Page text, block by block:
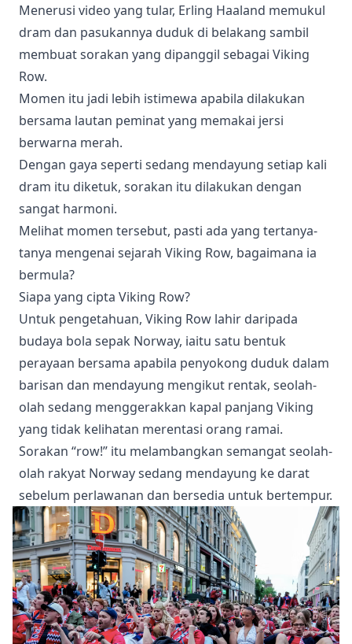
Menerusi video yang tular, Erling Haaland memukul
dram dan pasukannya duduk di belakang sambil
membuat sorakan yang dipanggil sebagai Viking
Row.
Momen itu jadi lebih istimewa apabila dilakukan
bersama lautan peminat yang memakai jersi
berwarna merah.
Dengan gaya seperti sedang mendayung setiap kali
dram itu diketuk, sorakan itu dilakukan dengan
sangat harmoni.
Melihat momen tersebut, pasti ada yang tertanya-
tanya mengenai sejarah Viking Row, bagaimana ia
bermula?
Siapa yang cipta Viking Row?
Untuk pengetahuan, Viking Row lahir daripada
budaya bola sepak Norway, iaitu satu bentuk
perayaan bersama apabila penyokong duduk dalam
barisan dan mendayung mengikut rentak, seolah-
olah sedang menggerakkan kapal panjang Viking
yang tidak kelihatan merentasi orang ramai.
Sorakan “row!” itu melambangkan semangat seolah-
olah rakyat Norway sedang mendayung ke darat
sebelum perlawanan dan bersedia untuk bertempur.